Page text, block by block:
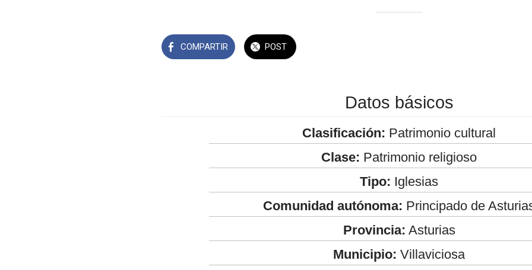
COMPARTIR POST
Datos básicos
Clasificación: Patrimonio cultural
Clase: Patrimonio religioso
Tipo: Iglesias
Comunidad autónoma: Principado de
Provincia: Asturias
Municipio: Villaviciosa